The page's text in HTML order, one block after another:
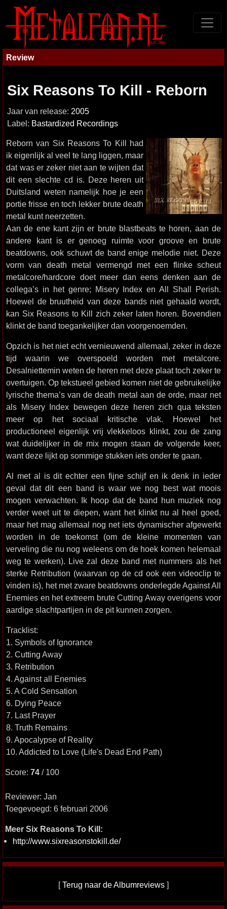
Review
Six Reasons To Kill - Reborn
Jaar van release: 2005
Label: Bastardized Recordings
Reborn van Six Reasons To Kill had
ik eigenlijk al veel te lang liggen, maar
dat was er zeker niet aan te wijten dat
dit een slechte cd is. Deze heren uit
Duitsland weten namelijk hoe je een
portie frisse en toch lekker brute death
metal kunt neerzetten.
Aan de ene kant zijn er brute blastbeats te horen, aan de
andere kant is er genoeg ruimte voor groove en brute
beatdowns, ook schuwt de band enige melodie niet. Deze
vorm van death metal vermengd met een flinke scheut
metalcore/hardcore doet meer dan eens denken aan de
collega’s in het genre; Misery Index en All Shall Perish.
Hoewel de bruutheid van deze bands niet gehaald wordt,
kan Six Reasons to Kill zich zeker laten horen. Bovendien
klinkt de band toegankelijker dan voorgenoemden.
Opzich is het niet echt vernieuwend allemaal, zeker in deze
tijd waarin we overspoeld worden met metalcore.
Desalniettemin weten de heren met deze plaat toch zeker te
overtuigen. Op tekstueel gebied komen niet de gebruikelijke
lyrische thema’s van de death metal aan de orde, maar net
als Misery Index bewegen deze heren zich qua teksten
meer op het sociaal kritische vlak. Hoewel het
productioneel eigenlijk vrij vlekkeloos klinkt, zou de zang
wat duidelijker in de mix mogen staan de volgende keer,
want deze lijkt op sommige stukken iets onder te gaan.
Al met al is dit echter een fijne schijf en ik denk in ieder
geval dat dit een band is waar we nog best wat moois
mogen verwachten. Ik hoop dat de band hun muziek nog
verder weet uit te diepen, want het klinkt nu al heel goed,
maar het mag allemaal nog net iets dynamischer afgewerkt
worden in de toekomst (om de kleine momenten van
verveling die nu nog weleens om de hoek komen helemaal
weg te werken). Live zal deze band met nummers als het
sterke Retribution (waarvan op de cd ook een videoclip te
vinden is), het met zware beatdowns onderlegde Against All
Enemies en het extreem brute Cutting Away overigens voor
aardige slachtpartijen in de pit kunnen zorgen.
Tracklist:
1. Symbols of Ignorance
2. Cutting Away
3. Retribution
4. Against all Enemies
5. A Cold Sensation
6. Dying Peace
7. Last Prayer
8. Truth Remains
9. Apocalypse of Reality
10. Addicted to Love (Life's Dead End Path)
Score: 74 / 100
Reviewer: Jan
Toegevoegd: 6 februari 2006
Meer Six Reasons To Kill:
http://www.sixreasonstokill.de/
[Terug naar de Albumreviews ]